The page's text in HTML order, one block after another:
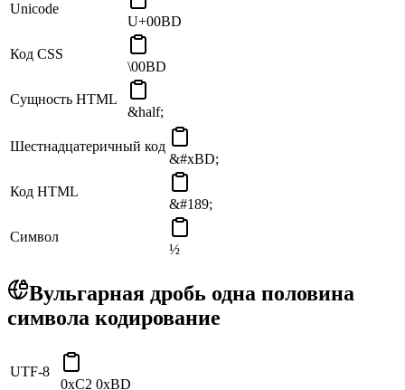
Unicode
U+00BD
Код CSS
\00BD
Сущность HTML
&half;
Шестнадцатеричный код
&#xBD;
Код HTML
&#189;
Символ
½
Вульгарная дробь одна половина
символа кодирование
UTF-8
0xC2 0xBD